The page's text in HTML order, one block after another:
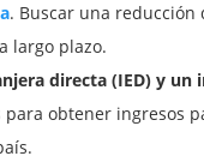
. Buscar una reducción
largo plazo.
directa (IED) y
obtener ingresos